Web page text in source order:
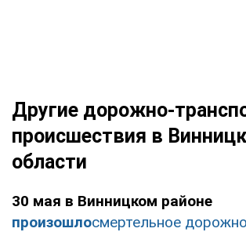
Другие дорожно-
происшествия в
области
30 мая в Винницком районе
произошлосмертельное